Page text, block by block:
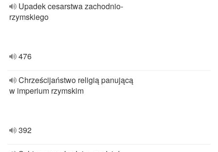
Upadek cesarstwa zachodnio-
rzymskiego
476
Chrześcijaństwo religią panującą
w imperium rzymskim
392